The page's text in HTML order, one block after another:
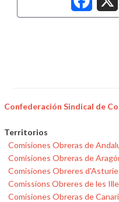
Confederación Sindical de
Territorios
Comisiones Obreras de
Comisiones Obreras de
Comisiones Obreres
Comissions Obreres de les
Comisiones Obreras de